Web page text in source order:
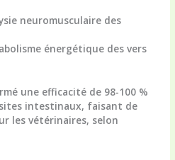
neuromusculaire des
énergétique des vers
une efficacité de 98-100 %
intestinaux, faisant de
les vétérinaires, selon